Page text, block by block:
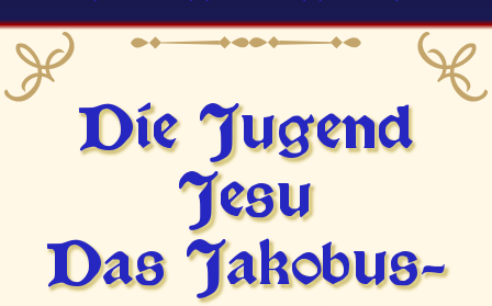
Die Jugend
Jesu
Das Jakobus-